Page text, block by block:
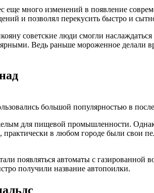
еще много изменений в появление
и позволял перекусить быстро и
советские люди смогли
Ведь раньше мороженное делали
большой популярностью в
для пищевой промышленности.
практически в любом городе были
появляться автоматы с
получили название автопоилки.